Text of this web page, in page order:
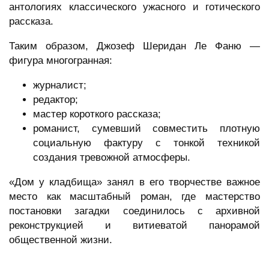
антологиях классического ужасного и готического
рассказа.
Таким образом, Джозеф Шеридан Ле Фаню —
фигура многогранная:
журналист;
редактор;
мастер короткого рассказа;
романист, сумевший совместить плотную
социальную фактуру с тонкой техникой
создания тревожной атмосферы.
«Дом у кладбища» занял в его творчестве важное
место как масштабный роман, где мастерство
постановки загадки соединилось с архивной
реконструкцией и витиеватой панорамой
общественной жизни.